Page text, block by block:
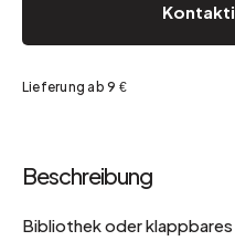
Lieferung ab 9 €
Beschreibung
Bibliothek oder